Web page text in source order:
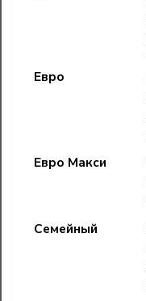
Евро
Евро Макси
Семейный